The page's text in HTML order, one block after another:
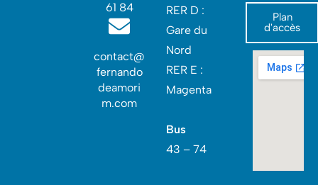
61 84
contact@
fernando
deamori
m.com
RER D :
Gare du
Nord‎
RER E :
Magenta
Bus
43 – 74
Plan
d'accès